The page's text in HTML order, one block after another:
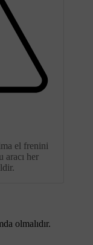
el frenini
aracı her
olmalıdır.